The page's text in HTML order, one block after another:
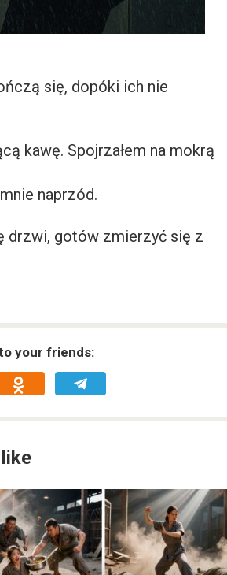
się, dopóki ich nie
kawę. Spojrzałem na mokrą
naprzód.
drzwi, gotów zmierzyć się z
your friends: